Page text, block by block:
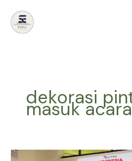
konten
dekorasi
masuk acara